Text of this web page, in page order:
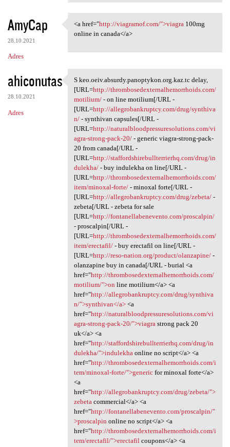
AmyCap
28.10.2021
Adres
<a href="http://viagramof.com
<a href="http://viagramof.com/">viagra 100mg
online in canada</a>
ahiconutas
28.10.2021
Adres
S keo.oeiv.absurdy.panoptykon
S keo.oeiv.absurdy.panoptykon.org.kaz.tc delay,
[URL=http://thrombosedexternalhemorrhoids.com/
motilium/- on line motilium[/URL -
[URL=http://allegrobankruptcy.com/drug/synthiva
n/- synthivan capsules[/URL -
[URL=http://naturalbloodpressuresolutions.com/vi
agra-strong-pack-20/- generic viagra-strong-pack-
20 from canada[/URL -
[URL=http://staffordshirebullterrierhq.com/drug/in
dulekha/- buy indulekha on line[/URL -
[URL=http://thrombosedexternalhemorrhoids.com/
item/minoxal-forte/- minoxal forte[/URL -
[URL=http://allegrobankruptcy.com/drug/zebeta/-
zebeta[/URL - zebeta for sale
[URL=http://fontanellabenevento.com/proscalpin/
- proscalpin[/URL -
[URL=http://thrombosedexternalhemorrhoids.com/
item/erectafil/- buy erectafil on line[/URL -
[URL=http://reso-nation.org/product/olanzapine/-
olanzapine buy in canada[/URL - burial <a
href="http://thrombosedexternalhemorrhoids.com/
motilium/">on line motilium</a> <a
href="http://allegrobankruptcy.com/drug/synthiva
n/">synthivan</a><a
href="http://naturalbloodpressuresolutions.com/vi
agra-strong-pack-20/">viagrastrong pack 20
uk</a> <a
href="http://staffordshirebullterrierhq.com/drug/in
dulekha/">indulekhaonline no script</a> <a
href="http://thrombosedexternalhemorrhoids.com/i
tem/minoxal-forte/">genericfor minoxal forte</a>
<a
href="http://allegrobankruptcy.com/drug/zebeta/">
zebetacommercial</a> <a
href="http://fontanellabenevento.com/proscalpin/"
>proscalpin online no script</a> <a
href="http://thrombosedexternalhemorrhoids.com/i
tem/erectafil/">erectafilcoupons</a> <a